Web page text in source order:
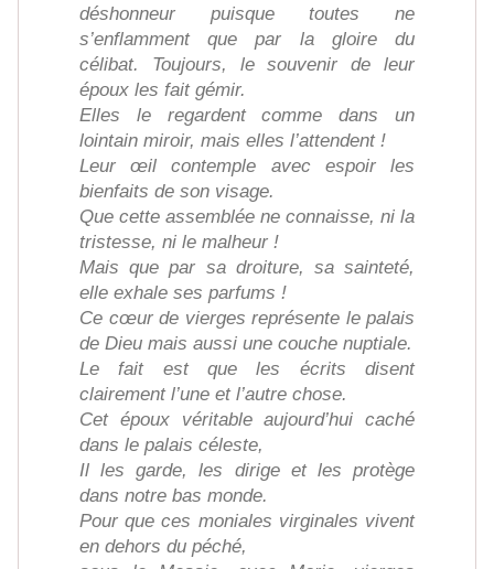
déshonneur puisque toutes ne
s’enflamment que par la gloire du
célibat. Toujours, le souvenir de leur
époux les fait gémir.
Elles le regardent comme dans un
lointain miroir, mais elles l’attendent !
Leur œil contemple avec espoir les
bienfaits de son visage.
Que cette assemblée ne connaisse, ni la
tristesse, ni le malheur !
Mais que par sa droiture, sa sainteté,
elle exhale ses parfums !
Ce cœur de vierges représente le palais
de Dieu mais aussi une couche nuptiale.
Le fait est que les écrits disent
clairement l’une et l’autre chose.
Cet époux véritable aujourd’hui caché
dans le palais céleste,
Il les garde, les dirige et les protège
dans notre bas monde.
Pour que ces moniales virginales vivent
en dehors du péché,